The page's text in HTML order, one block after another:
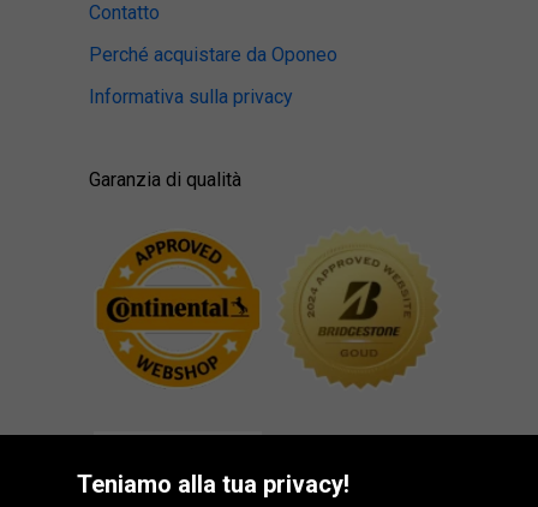
Contatto
Perché acquistare da Oponeo
Informativa sulla privacy
Garanzia di qualità
Teniamo alla tua privacy!